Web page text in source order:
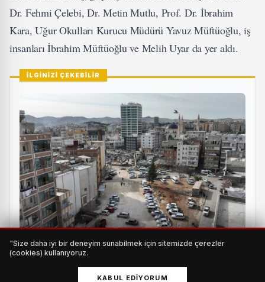
Dr. Fehmi Çelebi, Dr. Metin Mutlu, Prof. Dr. İbrahim
Kara, Uğur Okulları Kurucu Müdürü Yavuz Müftüoğlu, iş
insanları İbrahim Müftüoğlu ve Melih Uyar da yer aldı.
İLGİNİZİ ÇEKEBİLİR
25 metrelik yol projesinde çalışmalar hız kazandı
"Size daha iyi bir deneyim sunabilmek için sitemizde çerezler
(cookies) kullanıyoruz.
KABUL EDIYORUM